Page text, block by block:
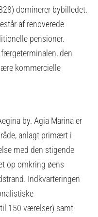
dominerer bybilledet.
af renoverede
pensioner.
den
kommercielle
by. Agia Marina er
anlagt primært i
med den stigende
op omkring øens
Indkvarteringen
150 værelser) samt